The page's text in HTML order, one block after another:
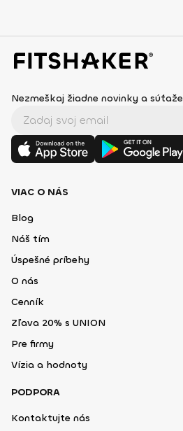
Nezmeškaj žiadne novinky a súťaže
VIAC O NÁS
Blog
Náš tím
Úspešné príbehy
O nás
Cenník
Zľava 20% s UNION
Pre firmy
Vízia a hodnoty
PODPORA
Kontaktujte nás